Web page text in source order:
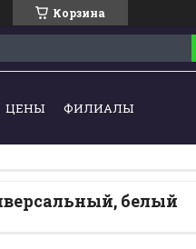
Корзина
ЦЕНЫ ФИЛИАЛЫ
белый